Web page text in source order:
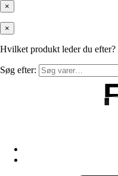
×
×
Hvilket produkt leder du efter?
Søg efter: